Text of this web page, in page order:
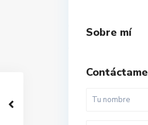
Sobre mí
Contáctame